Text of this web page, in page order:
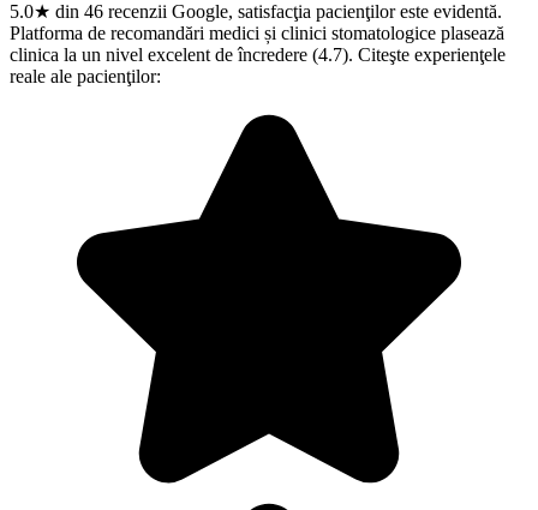
5.0★ din 46 recenzii Google, satisfacţia pacienţilor este evidentă.
Platforma de recomandări medici și clinici stomatologice plasează
clinica la un nivel excelent de încredere (4.7). Citeşte experienţele
reale ale pacienţilor: